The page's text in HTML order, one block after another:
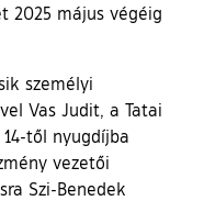
2025 május végéig
személyi
Vas Judit, a Tatai
től nyugdíjba
vezetői
Szi-Benedek